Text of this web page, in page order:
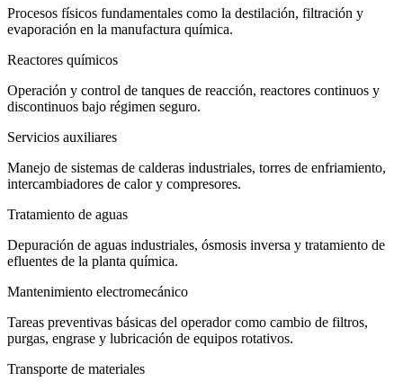
Procesos físicos fundamentales como la destilación, filtración y
evaporación en la manufactura química.
Reactores químicos
Operación y control de tanques de reacción, reactores continuos y
discontinuos bajo régimen seguro.
Servicios auxiliares
Manejo de sistemas de calderas industriales, torres de enfriamiento,
intercambiadores de calor y compresores.
Tratamiento de aguas
Depuración de aguas industriales, ósmosis inversa y tratamiento de
efluentes de la planta química.
Mantenimiento electromecánico
Tareas preventivas básicas del operador como cambio de filtros,
purgas, engrase y lubricación de equipos rotativos.
Transporte de materiales